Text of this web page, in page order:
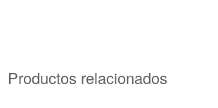
Productos relacionados